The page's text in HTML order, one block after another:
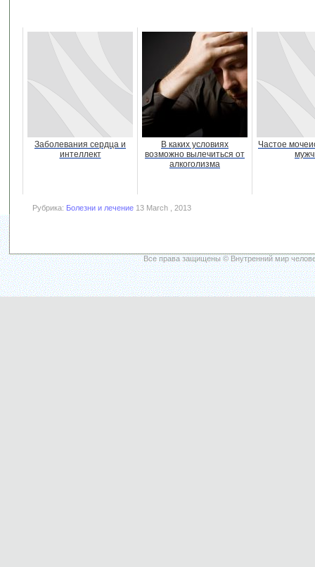
Заболевания сердца и
интеллект
В каких условиях
возможно вылечиться от
алкоголизма
Частое
Рубрика: Болезни и лечение 13 March , 2013
Все права защищены © Внутренний мир